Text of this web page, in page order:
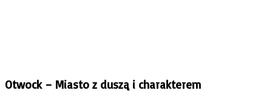
Otwock – Miasto z duszą i charakterem